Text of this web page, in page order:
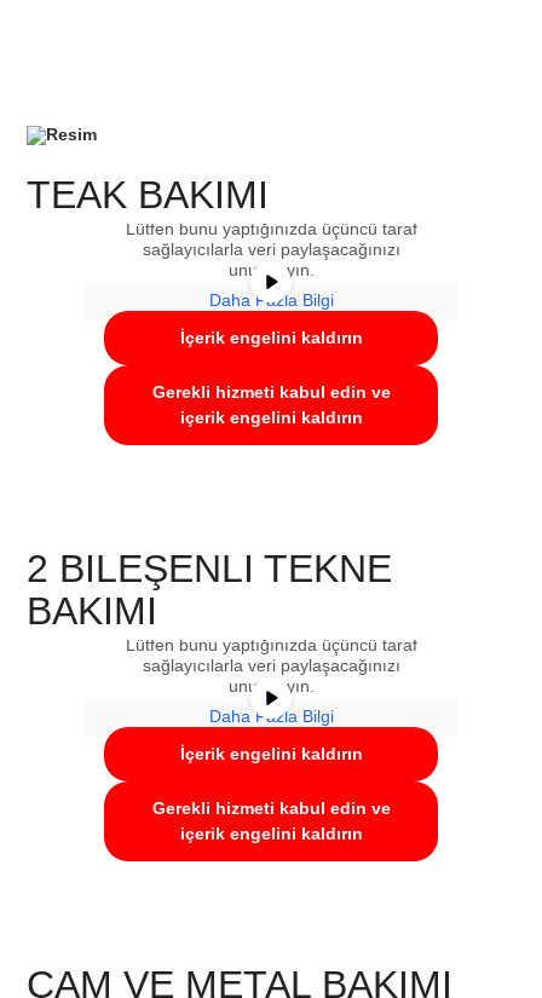
TEAK BAKIMI
görüntülüyorsunuzYouTube
erişmek için aşağıdaki düğmeyi tıklayın.
Lütfen bunu yaptığınızda üçüncü taraf
sağlayıcılarla veri paylaşacağınızı
unutmayın.
Daha Fazla Bilgi
İçerik engelini kaldırın
Gerekli hizmeti kabul edin ve
içerik engelini kaldırın
2 BILEŞENLI TEKNE
BAKIMI
Şu anda bir yer tutucu içeriği
görüntülüyorsunuz
erişmek için aşağıdaki düğmeyi tıklayın.
Lütfen bunu yaptığınızda üçüncü taraf
sağlayıcılarla veri paylaşacağınızı
unutmayın.
Daha Fazla Bilgi
İçerik engelini kaldırın
Gerekli hizmeti kabul edin ve
içerik engelini kaldırın
CAM VE METAL BAKIMI
görüntülüyorsunuzYouTube. Asıl içeriğe